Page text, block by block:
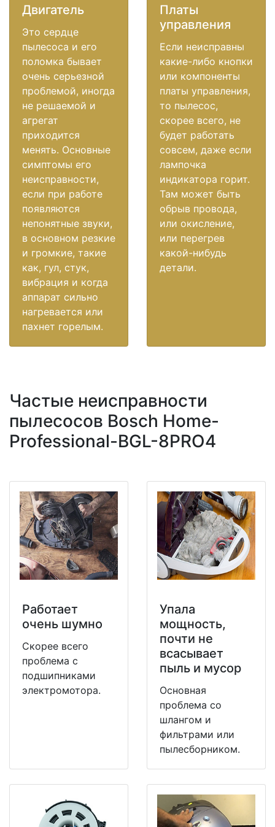
Двигатель
Это сердце
пылесоса и его
поломка бывает
очень серьезной
проблемой, иногда
не решаемой и
агрегат
приходится
менять. Основные
симптомы его
неисправности,
если при работе
появляются
непонятные звуки,
в основном резкие
и громкие, такие
как, гул, стук,
вибрация и когда
аппарат сильно
нагревается или
пахнет горелым.
Платы
управления
Если неисправны
какие-либо кнопки
или компоненты
платы управления,
то пылесос,
скорее всего, не
будет работать
совсем, даже если
лампочка
индикатора горит.
Там может быть
обрыв провода,
или окисление,
или перегрев
какой-нибудь
детали.
Частые неисправности
пылесосов Bosch Home-
Professional-BGL-8PRO4
Работает
очень шумно
Скорее всего
проблема с
подшипниками
электромотора.
Упала
мощность,
почти не
всасывает
пыль и мусор
Основная
проблема со
шлангом и
фильтрами или
пылесборником.